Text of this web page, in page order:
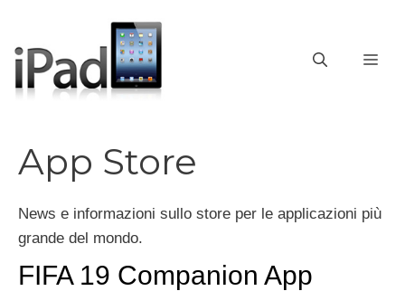
contenuto
App Store
News e informazioni sullo store per le applicazioni più
grande del mondo.
FIFA 19 Companion App